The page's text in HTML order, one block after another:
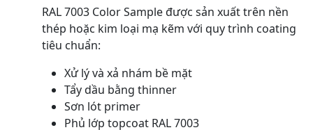
RAL 7003 Color Sample được sản xuất trên nền
thép hoặc kim loại mạ kẽm với quy trình coating
tiêu chuẩn:
Xử lý và xả nhám bề mặt
Tẩy dầu bằng thinner
Sơn lót primer
Phủ lớp topcoat RAL 7003